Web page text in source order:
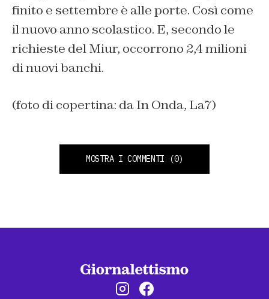
finito e settembre è alle porte. Così come
il nuovo anno scolastico. E, secondo le
richieste del Miur, occorrono 2,4 milioni
di nuovi banchi.
(foto di copertina: da In Onda, La7)
MOSTRA I COMMENTI (0)